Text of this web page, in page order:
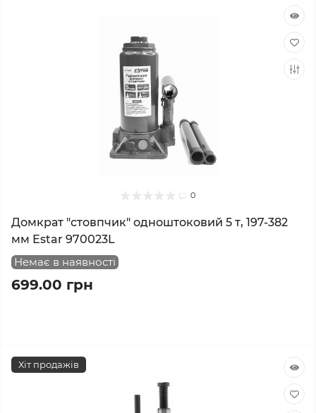
0
Домкрат "стовпчик" одноштоковий 5 т, 197-382
мм Estar 970023L
Немає в наявності
699.00 грн
Хіт продажів